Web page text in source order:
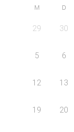
M D
29 30
5 6
12 13
19 20